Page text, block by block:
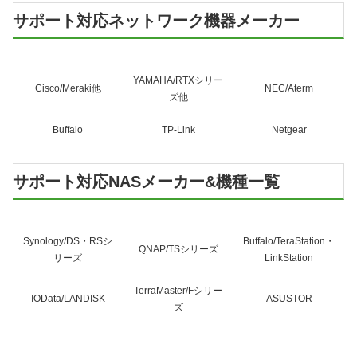
サポート対応ネットワーク機器メーカー
Cisco/Meraki他
YAMAHA/RTXシリー
ズ他
NEC/Aterm
Buffalo TP-Link Netgear
サポート対応NASメーカー&機種一覧
Synology/DS・RSシ
リーズ
QNAP/TSシリーズ
Buffalo/TeraStation・
LinkStation
IOData/LANDISK
TerraMaster/Fシリー
ズ
ASUSTOR